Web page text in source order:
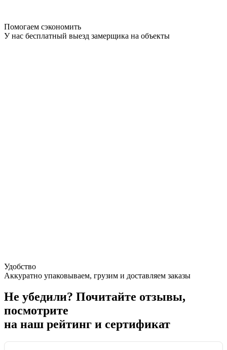
Помогаем сэкономить
У нас бесплатный выезд замерщика на объекты
Удобство
Аккуратно упаковываем, грузим и доставляем заказы
Не убедили? Почитайте отзывы,
посмотрите
на наш рейтинг и сертификат